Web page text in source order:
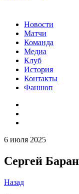
Новости
Матчи
Команда
Медиа
Клуб
История
Контакты
Фаншоп
6 июля 2025
Сергей
Назад